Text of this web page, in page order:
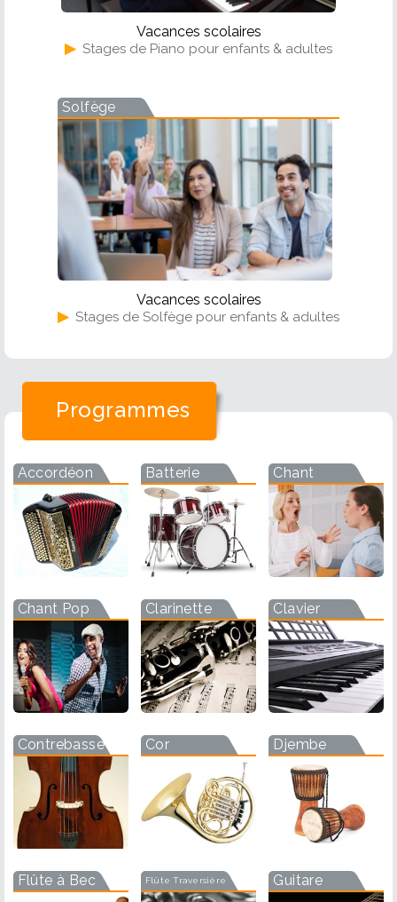
Vacances scolaires
▶ Stages de Piano pour enfants & adultes
Solfège
Vacances scolaires
▶ Stages de Solfège pour enfants & adultes
Programmes
Accordéon Batterie Chant
Chant Pop Clarinette Clavier
Contrebasse Cor Djembe
Flûte à Bec Flûte Traversière Guitare